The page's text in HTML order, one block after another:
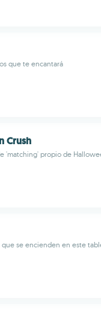
que te encantará
Crush
'matching' propio de
que se encienden en este